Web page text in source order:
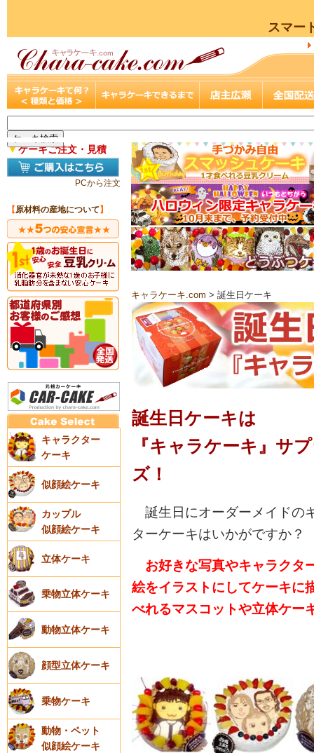
スマー
▼ケーキご注文・見積
PCから注文
【原材料の産地について 】
キャラクター
ケーキ
似顔絵ケーキ
カップル
似顔絵ケーキ
立体ケーキ
乗物立体ケーキ
動物立体ケーキ
顔型立体ケーキ
乗物ケーキ
動物・ペット
似顔絵ケーキ
キャラケーキ.com > 誕生日ケーキ
誕生日ケーキは
『キャラケーキ』サ
ズ！
誕生日にオーダーメイドの
ターケーキはいかがですか？
お好きな写真やキャラクタ
絵をイラストにしてケーキに
べれるマスコットや立体ケー